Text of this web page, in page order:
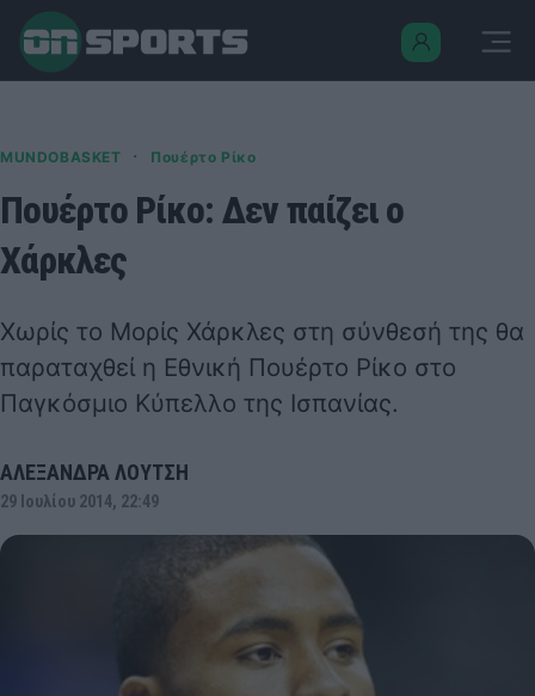
MUNDOBASKET · Πουέρτο Ρίκο
Πουέρτο Ρίκο: Δεν παίζει ο
Χάρκλες
Χωρίς το Μορίς Χάρκλες στη σύνθεσή της θα
παραταχθεί η Εθνική Πουέρτο Ρίκο στο
Παγκόσμιο Κύπελλο της Ισπανίας.
ΑΛΕΞΑΝΔΡΑ ΛΟΥΤΣΗ
29 Ιουλίου 2014, 22:49